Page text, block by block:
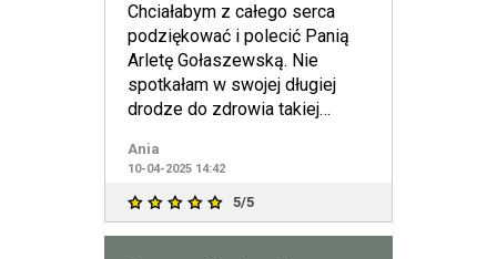
Chciałabym z całego serca
podziękować i polecić Panią
Arletę Gołaszewską. Nie
spotkałam w swojej długiej
drodze do zdrowia takiej
Ania
10-04-2025 14:42
5/5